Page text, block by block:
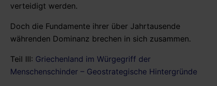
verteidigt werden.
Doch die Fundamente ihrer über Jahrtausende
währenden Dominanz brechen in sich zusammen.
Teil III: Griechenland im Würgegriff der
Menschenschinder – Geostrategische Hintergründe